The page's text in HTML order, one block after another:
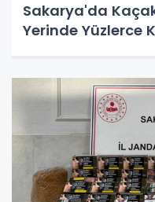
Sakarya'da
Yerinde Yüzlerce